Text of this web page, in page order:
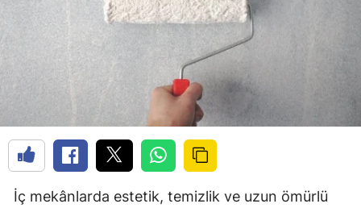
İç mekânlarda estetik, temizlik ve uzun ömürlü